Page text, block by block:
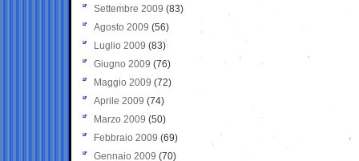
Settembre 2009 (83)
Agosto 2009 (56)
Luglio 2009 (83)
Giugno 2009 (76)
Maggio 2009 (72)
Aprile 2009 (74)
Marzo 2009 (50)
Febbraio 2009 (69)
Gennaio 2009 (70)